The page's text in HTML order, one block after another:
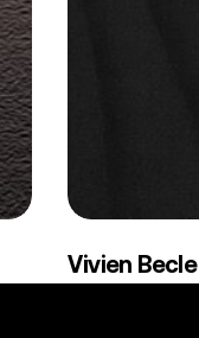
Becle
Vivien Becle